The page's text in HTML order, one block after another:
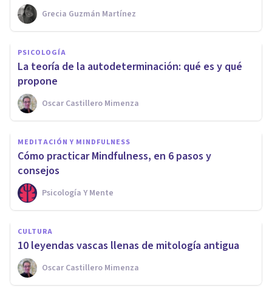
Grecia Guzmán Martínez
PSICOLOGÍA
La teoría de la autodeterminación: qué es y qué
propone
Oscar Castillero Mimenza
MEDITACIÓN Y MINDFULNESS
Cómo practicar Mindfulness, en 6 pasos y
consejos
Psicología Y Mente
CULTURA
10 leyendas vascas llenas de mitología antigua
Oscar Castillero Mimenza